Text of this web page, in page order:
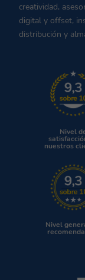
creatividad,
digital y offset,
distribución y
Nivel
nuestros
Nivel